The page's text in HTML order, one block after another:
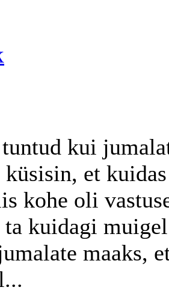
kui
et
kohe oli
kuidagi
maaks,